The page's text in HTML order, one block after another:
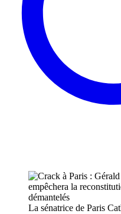
La sénatrice de Paris